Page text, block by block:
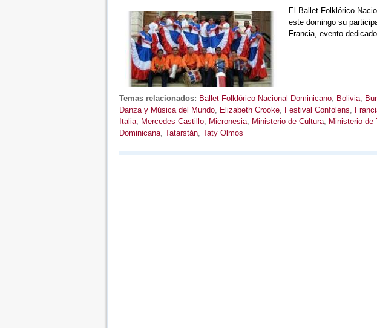
El Ballet Folklórico
este domingo su
Francia, evento
Temas relacionados: Ballet Folklórico Nacional Dominicano, Bolivia,
Danza y Música del Mundo, Elizabeth Crooke, Festival Confolens,
Italia, Mercedes Castillo, Micronesia, Ministerio de Cultura, Ministerio de
Dominicana, Tatarstán, Taty Olmos